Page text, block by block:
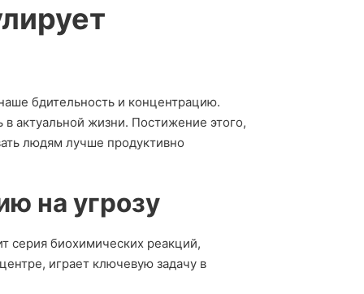
бдительность и концентрацию.
актуальной жизни. Постижение этого,
людям лучше продуктивно
на угрозу
серия биохимических реакций,
играет ключевую задачу в